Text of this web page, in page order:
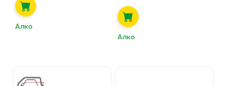
Алко
Алко